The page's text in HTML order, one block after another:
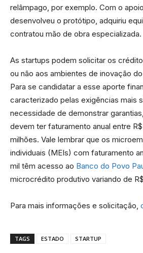
relâmpago, por exemplo. Com o
desenvolveu o protótipo, adquiriu
contratou mão de obra especializada.
As startups podem solicitar os
ou não aos ambientes de inovação
Para se candidatar a esse aporte
caracterizado pelas exigências mais
necessidade de demonstrar
devem ter faturamento anual entre
milhões. Vale lembrar que os
individuais (MEIs) com faturamento
mil têm acesso ao Banco do Povo
microcrédito produtivo variando de
Para mais informações e solicitação,
TAGS ESTADO STARTUP